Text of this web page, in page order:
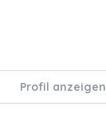
Profil anzeigen